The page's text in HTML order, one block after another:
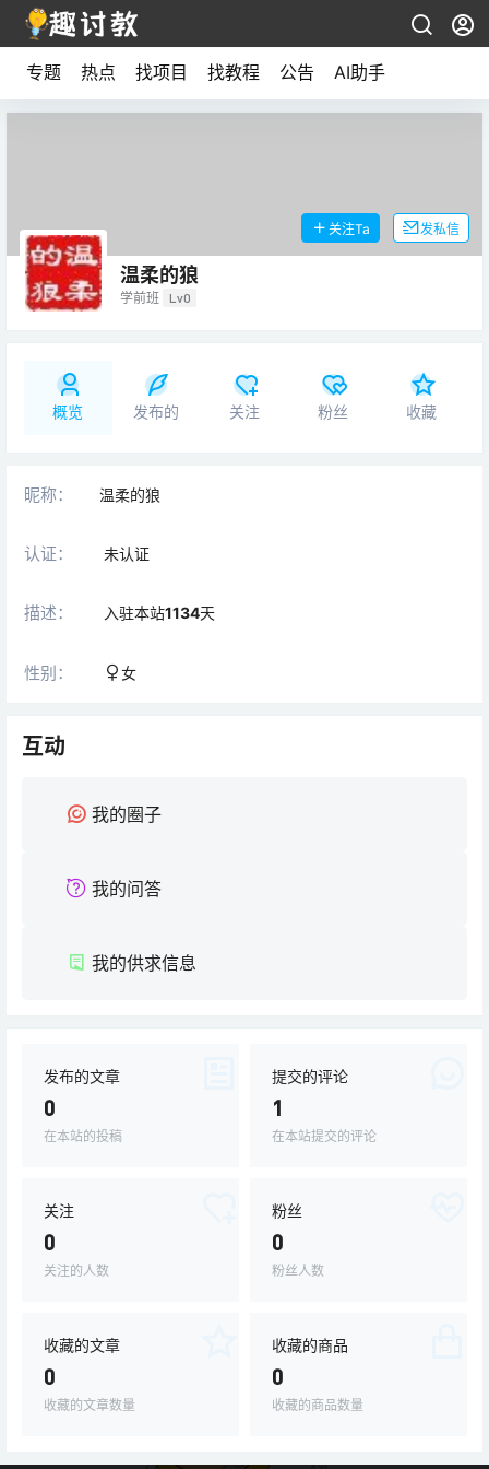
专题 热点 找项目 找教程 公告 AI助手
温柔的狼
学前班 Lv0
关注Ta 发私信
概览 发布的 关注 粉丝 收藏
昵称： 温柔的狼
认证： 未认证
描述： 入驻本站1134天
性别： 女
互动
我的圈子
我的问答
我的供求信息
发布的文章
0
在本站的投稿
提交的评论
1
在本站提交的评论
关注
0
关注的人数
粉丝
0
粉丝人数
收藏的文章
0
收藏的文章数量
收藏的商品
0
收藏的商品数量